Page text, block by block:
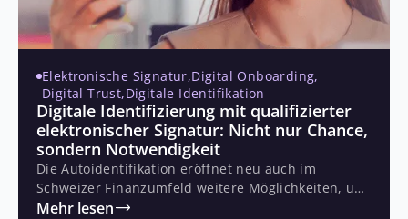
Elektronische Signatur,Digital Onboarding,
Digital Trust,Digitale Identifikation
Digitale Identifizierung mit qualifizierter
elektronischer Signatur: Nicht nur Chance,
sondern Notwendigkeit
Die Autoidentifikation eröffnet neu auch im
Schweizer Finanzumfeld weitere Möglichkeiten, um
die Sicherheit und Effizienz von Identifizierungs-
Mehr lesen